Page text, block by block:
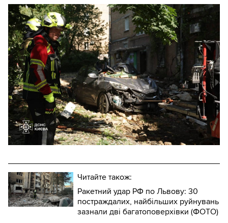
Читайте також:
Ракетний удар РФ по Львову: 30
постраждалих, найбільших руйнувань
зазнали дві багатоповерхівки (ФОТО)